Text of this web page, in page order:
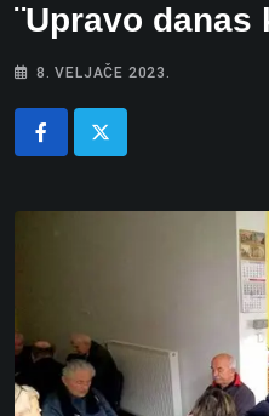
¨Upravo
8. VELJAČE 2023.